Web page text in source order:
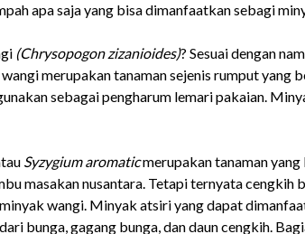
apa saja yang bisa dimanfaatkan sebagi
(Chrysopogon zizanioides)? Sesuai dengan
merupakan tanaman sejenis rumput yang
sebagai pengharum lemari pakaian.
Syzygium aromaticmerupakan tanaman
masakan nusantara. Tetapi ternyata cengkih
wangi. Minyak atsiri yang dapat
bunga, gagang bunga, dan daun cengkih.